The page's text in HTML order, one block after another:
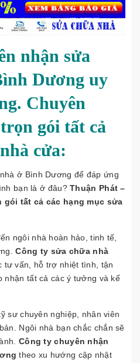
nhận sửa
Dương uy
Chuyên
gói tất cả
cửa:
ở Bình Dương để đáp ứng
bạn là ở đâu?Thuận Phát –
tất cả các hạng mục sửa
ngôi nhà hoàn hảo, tinh tế,
Công ty sửa chữa nhà
tư vấn, hỗ trợ nhiệt tình, tận
nhận tất cả các ý tưởng và kế
sư chuyên nghiệp, nhân viên
Ngôi nhà bạn chắc chắn sẽ
Công ty chuyên nhận
theo xu hướng cập nhật